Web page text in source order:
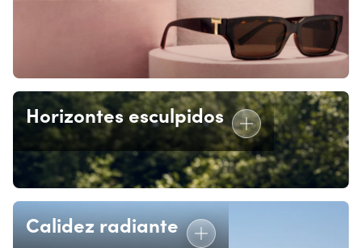
Horizontes esculpidos
Calidez radiante